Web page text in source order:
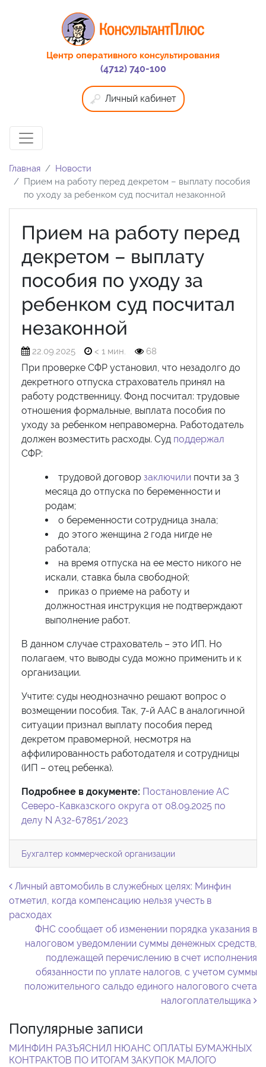
Центр оперативного консультирования
(4712) 740-100
Личный кабинет
Главная
Новости
Прием на работу перед декретом – выплату пособия
по уходу за ребенком суд посчитал незаконной
Прием на работу перед
декретом – выплату
пособия по уходу за
ребенком суд посчитал
незаконной
22.09.2025 < 1 мин. 68
При проверке СФР установил, что незадолго до
декретного отпуска страхователь принял на
работу родственницу. Фонд посчитал: трудовые
отношения формальные, выплата пособия по
уходу за ребенком неправомерна. Работодатель
должен возместить расходы. Суд поддержал
СФР:
трудовой договор заключили почти за 3
месяца до отпуска по беременности и
родам;
о беременности сотрудница знала;
до этого женщина 2 года нигде не
работала;
на время отпуска на ее место никого не
искали, ставка была свободной;
приказ о приеме на работу и
должностная инструкция не подтверждают
выполнение работ.
В данном случае страхователь – это ИП. Но
полагаем, что выводы суда можно применить и к
организации.
Учтите: суды неоднозначно решают вопрос о
возмещении пособия. Так, 7-й ААС в аналогичной
ситуации признал выплату пособия перед
декретом правомерной, несмотря на
аффилированность работодателя и сотрудницы
(ИП – отец ребенка).
Подробнее в документе: Постановление АС
Северо-Кавказского округа от 08.09.2025 по
делу N А32-67851/2023
Бухгалтер коммерческой организации
Навигация по записям
Личный автомобиль в служебных целях: Минфин
отметил, когда компенсацию нельзя учесть в
расходах
ФНС сообщает об изменении порядка указания в
налоговом уведомлении суммы денежных средств,
подлежащей перечислению в счет исполнения
обязанности по уплате налогов, с учетом суммы
положительного сальдо единого налогового счета
налогоплательщика
Популярные записи
МИНФИН РАЗЪЯСНИЛ НЮАНС ОПЛАТЫ БУМАЖНЫХ
КОНТРАКТОВ ПО ИТОГАМ ЗАКУПОК МАЛОГО